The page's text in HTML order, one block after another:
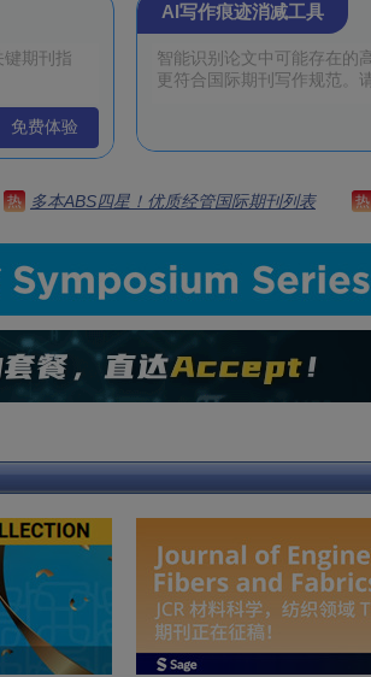
免费体验
AI写作痕迹消减工具
热 多本ABS四星！优质经管国际期刊列表 热